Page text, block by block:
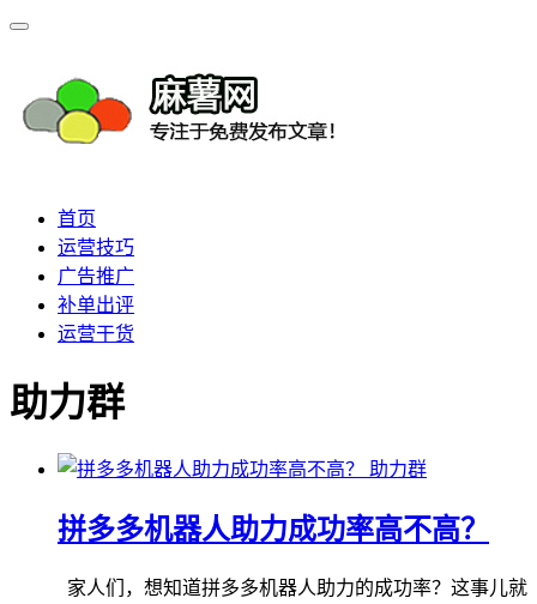
首页
运营技巧
广告推广
补单出评
运营干货
助力群
助力群
拼多多机器人助力成功率高不高？
家人们，想知道拼多多机器人助力的成功率？这事儿就